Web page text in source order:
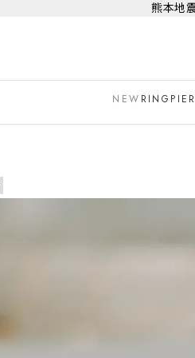
熊本地
NEW RING